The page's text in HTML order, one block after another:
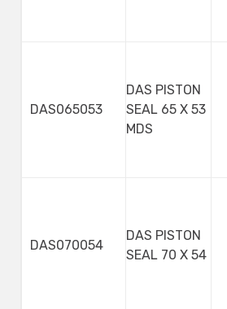
DAS065053
DAS PISTON
SEAL 65 X 53
MDS
DAS070054
DAS PISTON
SEAL 70 X 54